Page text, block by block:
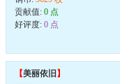
贡献值: 0 点
好评度: 0 点
【美丽依旧 】